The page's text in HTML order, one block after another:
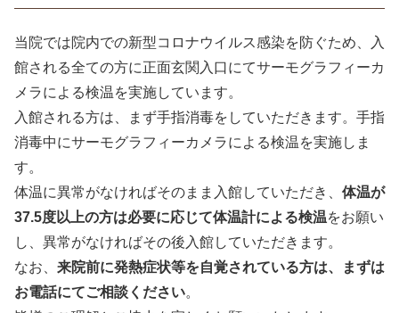
当院では院内での新型コロナウイルス感染を防ぐため、入
館される全ての方に正面玄関入口にてサーモグラフィーカ
メラによる検温を実施しています。
入館される方は、まず手指消毒をしていただきます。手指
消毒中にサーモグラフィーカメラによる検温を実施しま
す。
体温に異常がなければそのまま入館していただき、 体温が
37.5度以上の方は必要に応じて体温計による検温をお願い
し、異常がなければその後入館していただきます。
なお、 来院前に発熱症状等を自覚されている方は、まずは
お電話にてご相談ください。